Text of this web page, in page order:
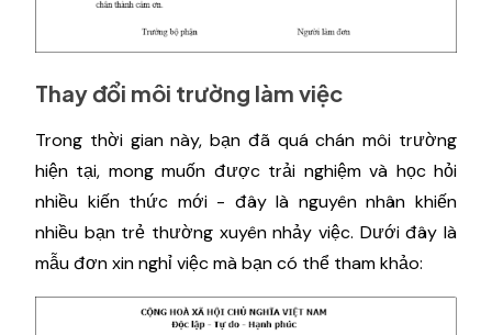
Thay đổi môi trường làm việc
Trong thời gian này, bạn đã quá chán môi trường
hiện tại, mong muốn được trải nghiệm và học hỏi
nhiều kiến thức mới - đây là nguyên nhân khiến
nhiều bạn trẻ thường xuyên nhảy việc. Dưới đây là
mẫu đơn xin nghỉ việc mà bạn có thể tham khảo: